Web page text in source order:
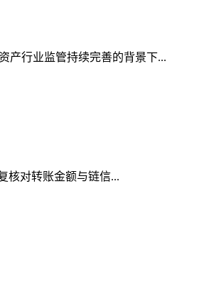
产行业监管持续完善的背景下...
核对转账金额与链信...